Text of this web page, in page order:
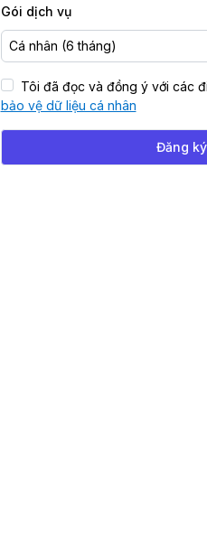
Gói dịch vụ
Cá nhân (6 tháng)
Tôi đã đọc và đồng ý với các
bảo vệ dữ liệu cá nhân
Đăng ký